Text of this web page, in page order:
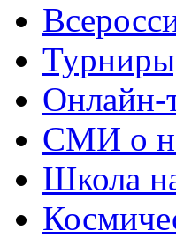
Онлайн-
СМИ о
Школа